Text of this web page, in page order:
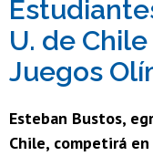
U. de
Juegos
Esteban Bustos,
Chile, competirá